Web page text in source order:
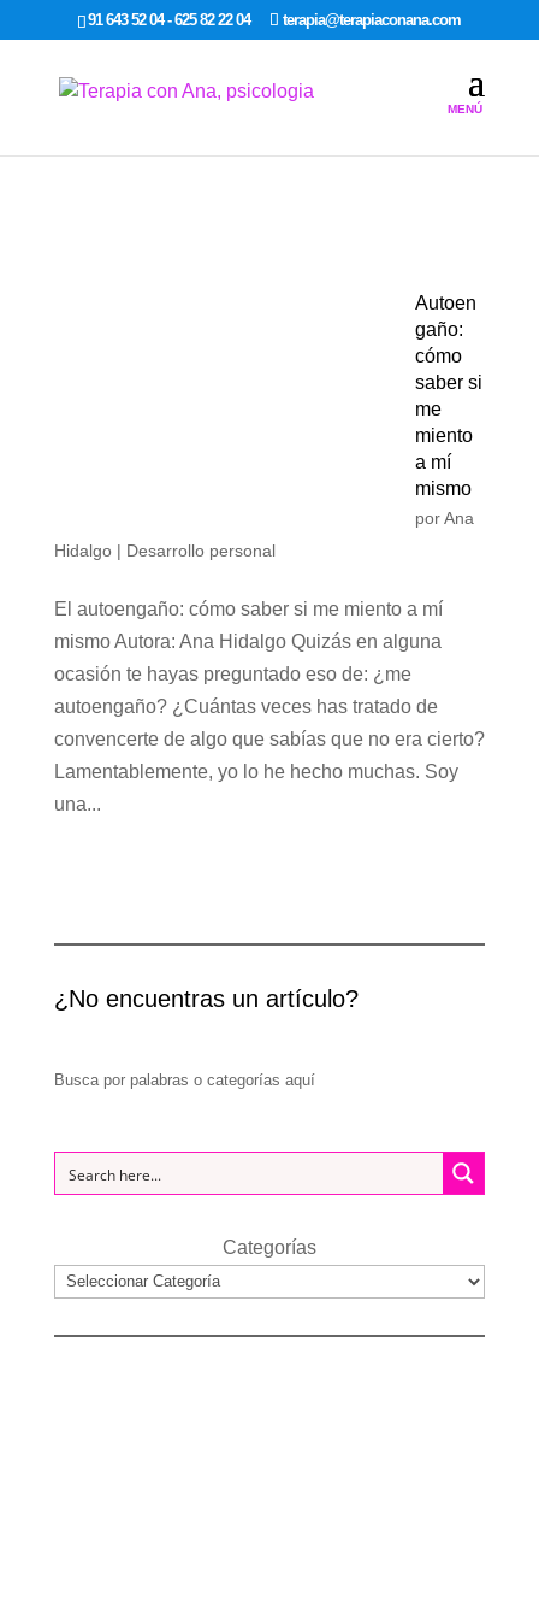
google-site-verification: google7dcda757e565a307.html
91 643 52 04 - 625 82 22 04 terapia@terapiaconana.com
Autoen
gaño:
cómo
saber si
me
miento
a mí
mismo
porAna
Hidalgo| Desarrollo personal
El autoengaño: cómo saber si me miento a mí
mismo Autora: Ana Hidalgo Quizás en alguna
ocasión te hayas preguntado eso de: ¿me
autoengaño? ¿Cuántas veces has tratado de
convencerte de algo que sabías que no era cierto?
Lamentablemente, yo lo he hecho muchas. Soy
una...
¿No encuentras un artículo?
Busca por palabras o categorías aquí
Categorías